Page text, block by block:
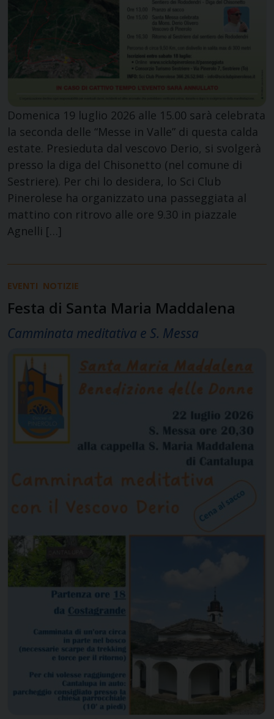
Domenica 19 luglio 2026 alle 15.00 sarà celebrata
la seconda delle “Messe in Valle” di questa calda
estate. Presieduta dal vescovo Derio, si svolgerà
presso la diga del Chisonetto (nel comune di
Sestriere). Per chi lo desidera, lo Sci Club
Pinerolese ha organizzato una passeggiata al
mattino con ritrovo alle ore 9.30 in piazzale
Agnelli […]
EVENTI NOTIZIE
Festa di Santa Maria Maddalena
Camminata meditativa e S. Messa